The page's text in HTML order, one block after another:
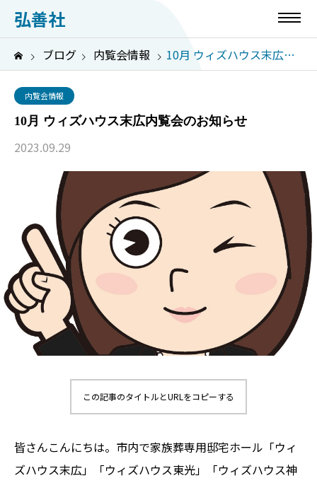
弘善社
ブログ 内覧会情報 10月 ウィズハウス末広内覧会のお知らせ
内覧会情報
10月 ウィズハウス末広内覧会のお知らせ
2023.09.29
この記事のタイトルとURLをコピーする
皆さんこんにちは。市内で家族葬専用邸宅ホール「ウィ
ズハウス末広」「ウィズハウス東光」「ウィズハウス神